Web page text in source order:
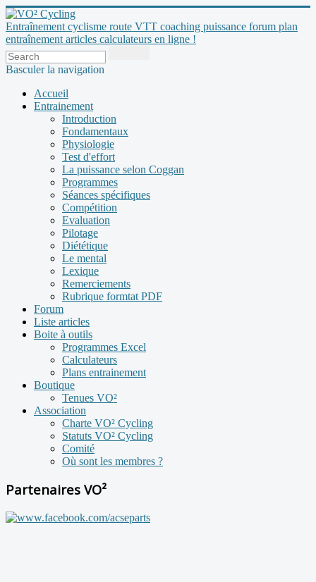
Entraînement cyclisme route VTT coaching puissance forum plan
entraînement articles calculateurs en ligne !
Basculer la navigation
Accueil
Entrainement
Introduction
Fondamentaux
Physiologie
Test d'effort
La puissance selon Coggan
Programmes
Séances spécifiques
Compétition
Evaluation
Pilotage
Diététique
Le mental
Lexique
Remerciements
Rubrique formtat PDF
Forum
Liste articles
Boite à outils
Programmes Excel
Calculateurs
Plans entrainement
Boutique
Tenues VO²
Association
Charte VO² Cycling
Statuts VO² Cycling
Comité
Où sont les membres ?
Partenaires VO²